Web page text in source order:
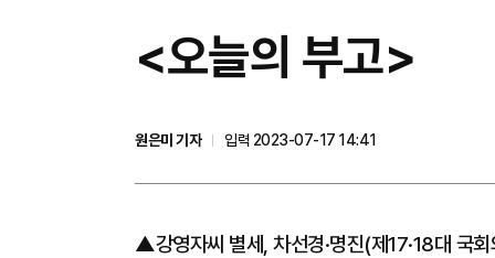
<오늘의 부고>
원은미 기자
입력 2023-07-17 14:41
▲강영자씨 별세, 차선경·명진(제17·18대 국